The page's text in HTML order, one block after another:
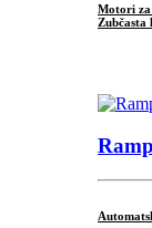
Motori
Zubčasta